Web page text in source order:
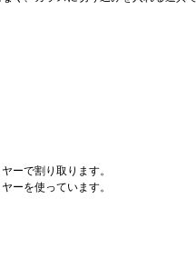
ーで割り取ります。
ーを使っています。